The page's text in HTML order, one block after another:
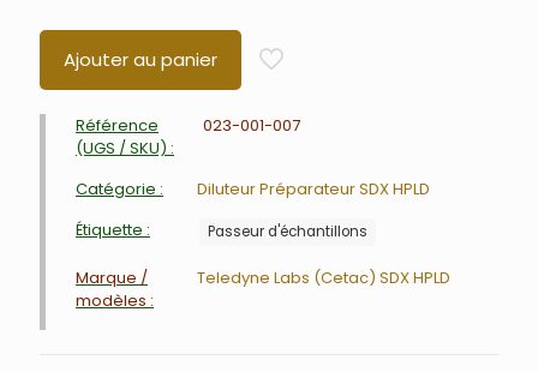
Ajouter au panier
Référence
(UGS / SKU) :
023-001-007
Catégorie :
Diluteur Préparateur SDX HPLD
Étiquette :
Passeur d'échantillons
Marque /
modèles :
Teledyne Labs (Cetac) SDX HPLD